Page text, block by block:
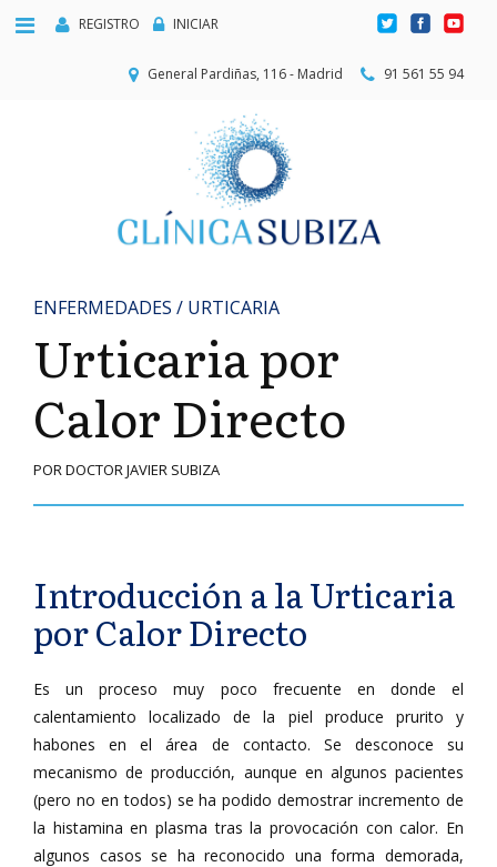
REGISTRO INICIAR
General Pardiñas, 116 - Madrid 91 561 55 94
ENFERMEDADES / URTICARIA
Urticaria por
Calor Directo
POR DOCTOR JAVIER SUBIZA
Introducción a la Urticaria
por Calor Directo
Es un proceso muy poco frecuente en donde el
calentamiento localizado de la piel produce prurito y
habones en el área de contacto. Se desconoce su
mecanismo de producción, aunque en algunos pacientes
(pero no en todos) se ha podido demostrar incremento de
la histamina en plasma tras la provocación con calor. En
algunos casos se ha reconocido una forma demorada,